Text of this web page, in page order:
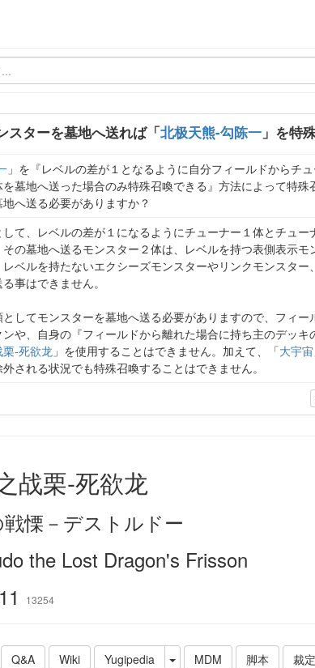
スターを墓地へ送れば「北极天熊-勾陈一 」を特
」を『レベルの差が１となるように自分フィールドからチ
墓地へ送った場合のみ特殊召喚できる』方法によって特殊
へ送る必要がありますか？
て、レベルの差が１になるようにチューナー１体とチュー
の墓地へ送るモンスター２体は、レベルを持つ表側表示モ
ベルを持たないエクシーズモンスターやリンクモンスター
事はできません。
としてモンスターを墓地へ送る必要がありますので、フィー
や、自身の『フィールドから離れた場合に持ち主のデッ
-死欲龙 」を使用することはできません。加えて、「大宇宙
される状況でも特殊召喚することはできません。
战栗-死欲龙
慄－デストルドー
the Lost Dragon's Frisson
13254
Q&A Wiki Yugipedia MDM 脚本 裁定